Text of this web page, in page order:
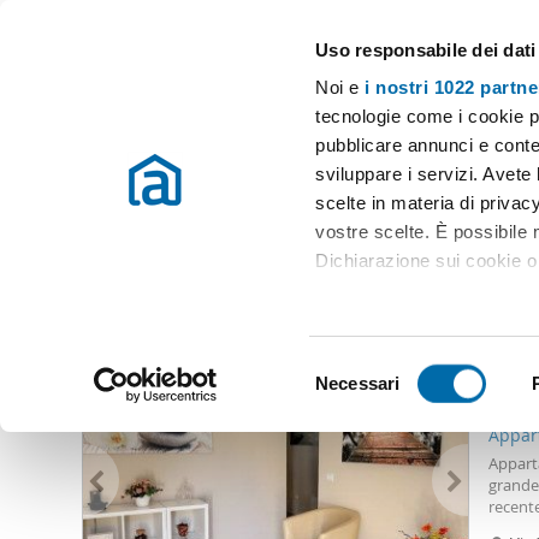
Uso responsabile dei dati
Noi e i nostri 1022
tecnologie come i cookie
pubblicare annunci e
sviluppare i servizi.
scelte in materia di
vostre scelte. È possibile
Dichiarazione sui cookie
Identificare il tuo
(impronte digitali).
Approfondisci come
dettagli. Puoi modificare
Utilizziamo i cookie per
e
z
i
Necessari
Case e appartamenti in affitto in tutta Italia
Affitto Vibo Valentia Appartamenti Affitto Vibo Valentia
Appartamento affitto centro vibo valentia (0 immobili)